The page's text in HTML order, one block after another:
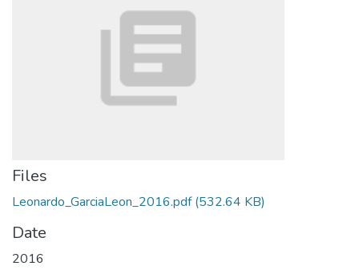
Files
Leonardo_GarciaLeon_2016.pdf(532.64 KB)
Date
2016